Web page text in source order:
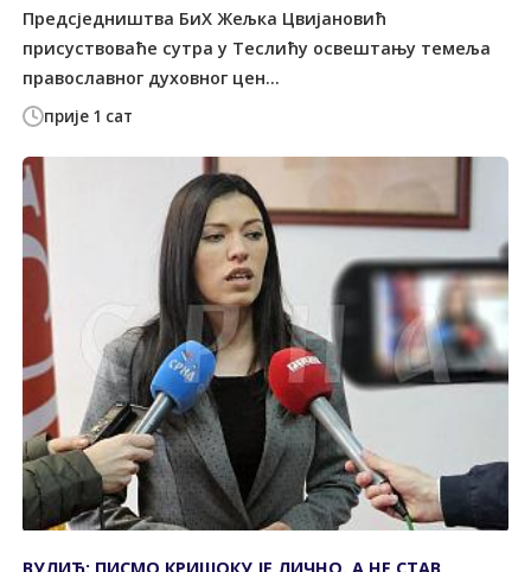
прије 1 сат
Предсједништва БиХ Жељка Цвијановић
присуствоваће сутра у Теслићу освештању темеља
православног духовног цен...